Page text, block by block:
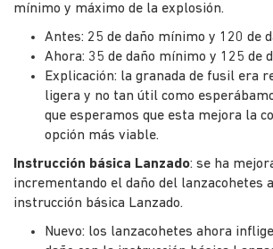
mínimo y máximo de la explosión.
Antes: 25 de daño mínimo y 120 de
Ahora: 35 de daño mínimo y 125 de
Explicación: la granada de fusil era
ligera y no tan útil como
que esperamos que esta mejora la
opción más viable.
Instrucción básica Lanzado: se ha
incrementando el daño del lanzacohetes
instrucción básica Lanzado.
Nuevo: los lanzacohetes ahora